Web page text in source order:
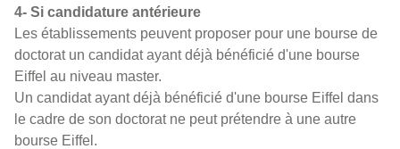
4- Si candidature antérieure
Les établissements peuvent proposer pour une bourse de
doctorat un candidat ayant déjà bénéficié d'une bourse
Eiffel au niveau master.
Un candidat ayant déjà bénéficié d'une bourse Eiffel dans
le cadre de son doctorat ne peut prétendre à une autre
bourse Eiffel.